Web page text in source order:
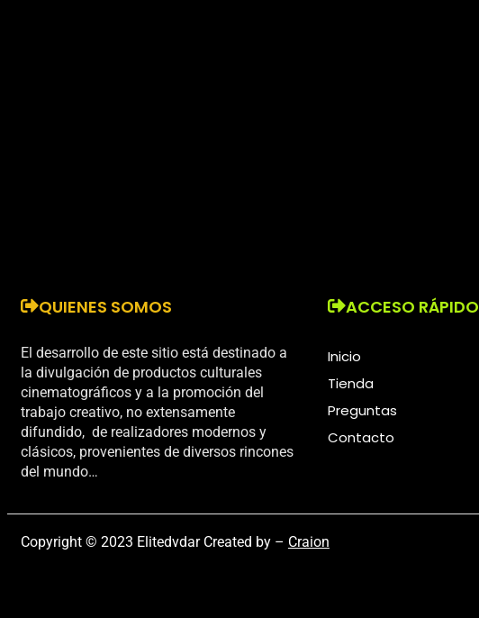
QUIENES SOMOS
El desarrollo de este sitio está destinado a
la divulgación de productos culturales
cinematográficos y a la promoción del
trabajo creativo, no extensamente
difundido, de realizadores modernos y
clásicos, provenientes de diversos rincones
del mundo…
ACCESO RÁPIDO
Inicio
Tienda
Preguntas
Contacto
Copyright © 2023 Elitedvdar Created by – Craion